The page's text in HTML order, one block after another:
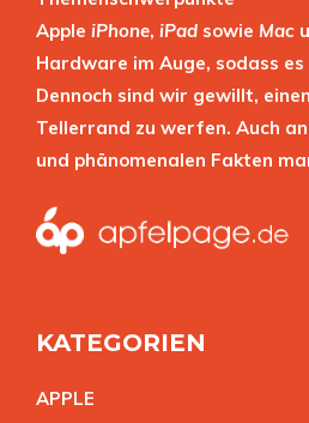
Apple iPhone, iPad sowie Mac
Hardware im Auge, sodass
Dennoch sind wir gewillt,
Tellerrand zu werfen. Auch
und phänomenalen Fakten
KATEGORIEN
APPLE